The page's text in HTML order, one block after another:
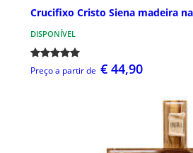
Crucifixo Cristo Siena madeira
DISPONÍVEL
Preço a partir de € 44,90